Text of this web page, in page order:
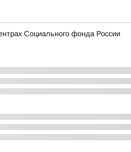
Социального фонда России